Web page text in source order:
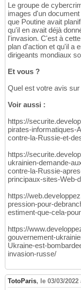
Le groupe de
images d'un
que Poutine avait
qu'il en avait déjà
l'invasion. C'est à
plan d'action et qu'il a
dirigeants mondiaux
Et vous ?
Quel est votre avis sur
Voir aussi :
https://
pirates-informatiques-
contre-la-Russie-et-
https://
ukrainien-demande-
contre-la-Russie-
principaux-sites-Web-
https://
pression-pour-
estiment-que-cela-
https://
gouvernement-
Ukraine-est-
invasion-russe/
TotoParis, le 03/03/2022